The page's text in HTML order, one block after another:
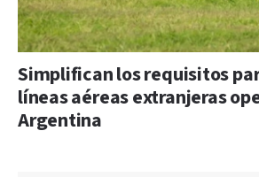
Simplifican los requisitos
líneas aéreas extranjeras
Argentina